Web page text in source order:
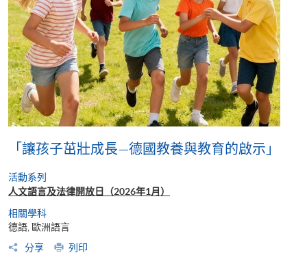
「讓孩子茁壯成長—德國教養與教育的啟示」
活動系列
人文語言及法律開放日（2026年1月）
相關學科
德語, 歐洲語言
分享
列印